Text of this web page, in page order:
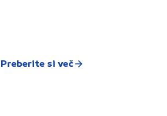
Preberite si več